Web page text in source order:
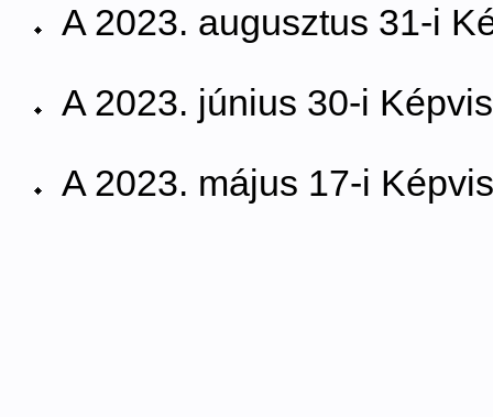
A 2023. augusztus 31-i
A 2023. június 30-i
A 2023. május 17-i